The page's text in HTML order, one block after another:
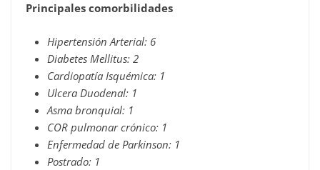
Principales comorbilidades
Hipertensión Arterial: 6
Diabetes Mellitus: 2
Cardiopatía Isquémica: 1
Ulcera Duodenal: 1
Asma bronquial: 1
COR pulmonar crónico: 1
Enfermedad de Parkinson: 1
Postrado: 1